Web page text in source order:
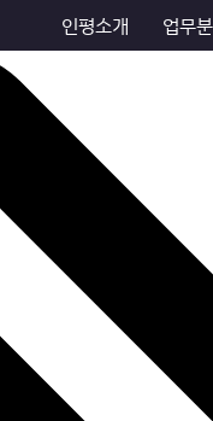
인평소개 업무